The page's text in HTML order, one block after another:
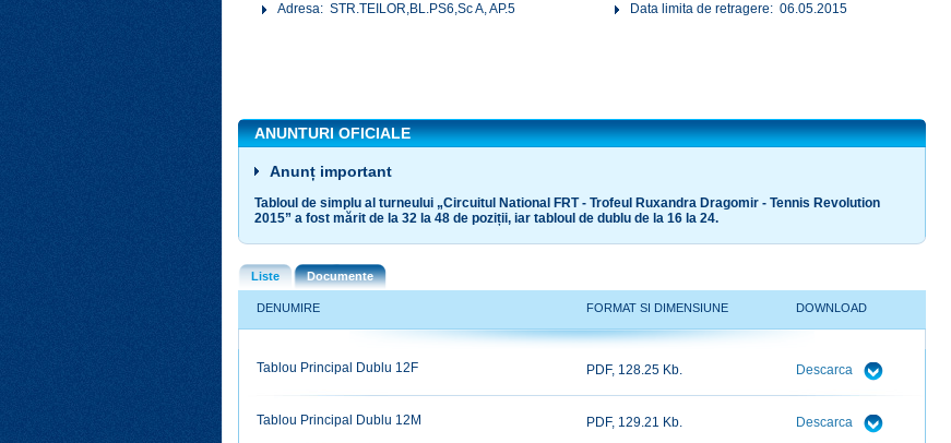
Adresa: STR.TEILOR,BL.PS6,Sc A, AP.5
Data limita de retragere: 06.05.2015
ANUNTURI OFICIALE
Anunț important
Tabloul de simplu al turneului „Circuitul National FRT - Trofeul Ruxandra Dragomir - Tennis Revolution
2015” a fost mărit de la 32 la 48 de poziții, iar tabloul de dublu de la 16 la 24.
Liste Documente
DENUMIRE FORMAT SI DIMENSIUNE DOWNLOAD
Tablou Principal Dublu 12F PDF, 128.25 Kb. Descarca
Tablou Principal Dublu 12M PDF, 129.21 Kb. Descarca